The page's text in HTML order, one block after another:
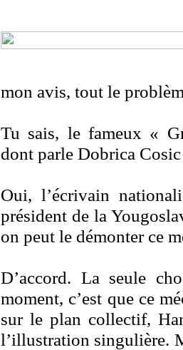
mon avis, tout le
Tu sais, le fameux «
dont parle Dobrica Cosic
Oui, l’écrivain
président de la
on peut le démonter ce
D’accord. La seule
moment, c’est que ce
sur le plan collectif,
l’illustration singulière.